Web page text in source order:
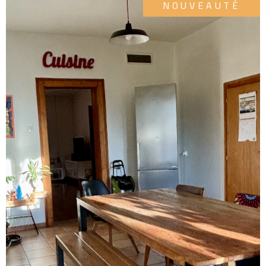
sont disponibles sur le site Géorisques
NOUVEAUTÉ
VOIR LE BIEN